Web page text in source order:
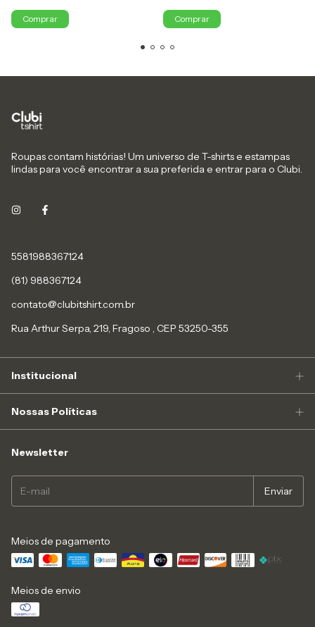
Comprar Comprar
Roupas contam histórias! Um universo de T-shirts e estampas
lindas para você encontrar a sua preferida e entrar para o Clubi.
5581988367124
(81) 988367124
contato@clubitshirt.com.br
Rua Arthur Serpa, 219, Fragoso , CEP 53250-355
Institucional
Nossas Políticas
Newsletter
Meios de pagamento
Meios de envio